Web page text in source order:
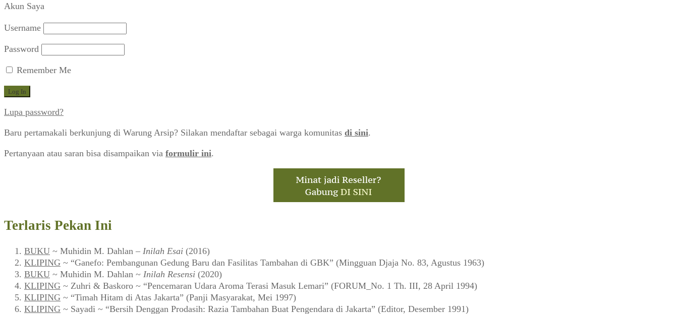
Akun Saya
Username
Password
Remember Me
Lupa password?
Baru pertamakali berkunjung di Warung Arsip? Silakan mendaftar sebagai warga komunitas di sini.
Pertanyaan atau saran bisa disampaikan via formulir ini.
Terlaris Pekan Ini
BUKU ~ Muhidin M. Dahlan – Inilah Esai (2016)
KLIPING ~ “Ganefo: Pembangunan Gedung Baru dan Fasilitas Tambahan di GBK” (Mingguan Djaja No. 83, Agustus 1963)
BUKU ~ Muhidin M. Dahlan ~ Inilah Resensi (2020)
KLIPING ~ Zuhri & Baskoro ~ “Pencemaran Udara Aroma Terasi Masuk Lemari” (FORUM_No. 1 Th. III, 28 April 1994)
KLIPING ~ “Timah Hitam di Atas Jakarta” (Panji Masyarakat, Mei 1997)
KLIPING ~ Sayadi ~ “Bersih Denggan Prodasih: Razia Tambahan Buat Pengendara di Jakarta” (Editor, Desember 1991)